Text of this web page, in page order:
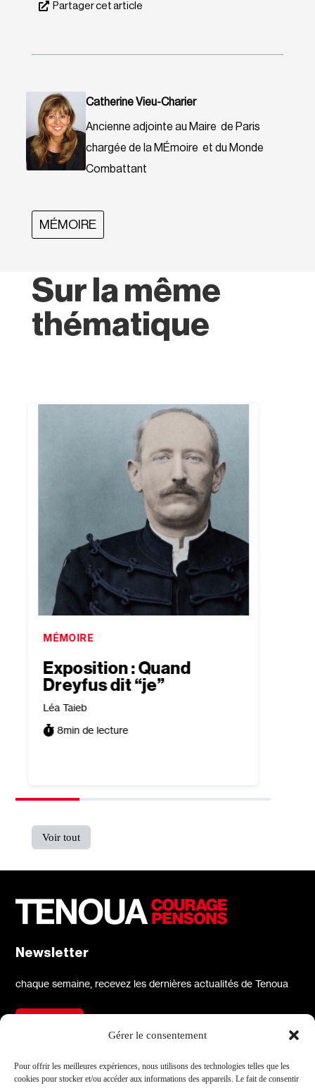
Gérer le consentement
Pour offrir les meilleures expériences, nous utilisons des technologies telles que les
cookies pour stocker et/ou accéder aux informations des appareils. Le fait de consentir
Partager cet article
Catherine Vieu-Charier
Ancienne adjointe au Maire de Paris
chargée de la MÉmoire et du Monde
Combattant
MÉMOIRE
Sur la même
thématique
MÉMOIRE
Exposition : Quand
Dreyfus dit “je”
Léa Taieb
8min de lecture
Voir tout
Newsletter
chaque semaine, recevez les dernières actualités de Tenoua
À propos Réseaux sociaux